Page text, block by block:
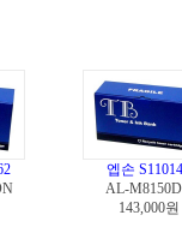
엡손
AL-
143,000원